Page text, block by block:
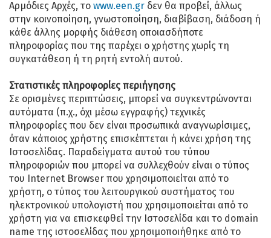
Αρμόδιες Αρχές, το www.een.gr δεν θα προβεί, άλλως
στην κοινοποίηση, γνωστοποίηση, διαβίβαση, διάδοση ή
κάθε άλλης μορφής διάθεση οποιασδήποτε
πληροφορίας που της παρέχει ο χρήστης χωρίς τη
συγκατάθεση ή τη ρητή εντολή αυτού.
Στατιστικές πληροφορίες περιήγησης
Σε ορισμένες περιπτώσεις, μπορεί να συγκεντρώνονται
αυτόματα (π.χ., όχι μέσω εγγραφής) τεχνικές
πληροφορίες που δεν είναι προσωπικά αναγνωρίσιμες,
όταν κάποιος χρήστης επισκέπτεται ή κάνει χρήση της
Ιστοσελίδας. Παραδείγματα αυτού του τύπου
πληροφοριών που μπορεί να συλλεχθούν είναι ο τύπος
του Internet Browser που χρησιμοποιείται από το
χρήστη, ο τύπος του λειτουργικού συστήματος του
ηλεκτρονικού υπολογιστή που χρησιμοποιείται από το
χρήστη για να επισκεφθεί την Ιστοσελίδα και το domain
name της ιστοσελίδας που χρησιμοποιήθηκε από το